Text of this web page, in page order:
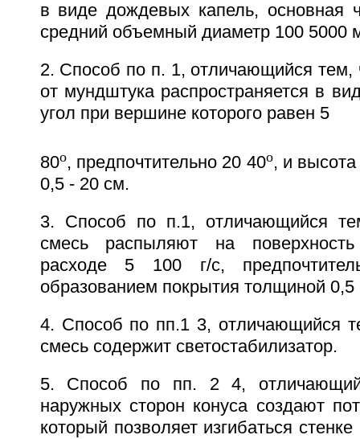
в виде дождевых капель, основная
средний объемный диаметр 100 5000
2. Способ по п. 1, отличающийся тем,
от мундштука распространяется в
угол при вершине которого равен 5
80o, предпочтительно 20 40o, и высота
0,5 - 20 см.
3. Способ по п.1, отличающийся
смесь распыляют на
расходе 5 100 г/с,
образованием покрытия толщиной
4. Способ по пп.1 3, отличающийся
смесь содержит светостабилизатор.
5. Способ по пп. 2 4,
наружных сторон конуса создают
который позволяет изгибаться